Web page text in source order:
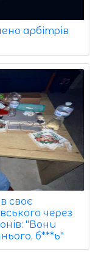
арбітрів
своє
через
"Вони
б***ь"